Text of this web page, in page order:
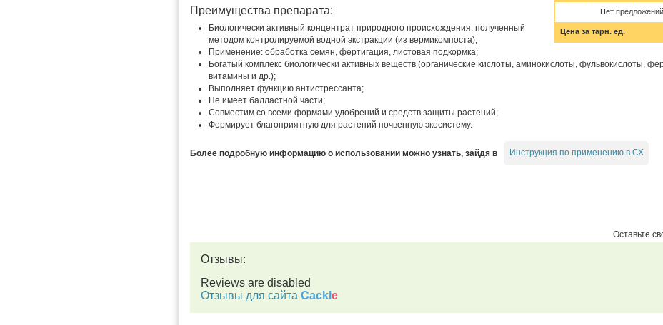
Нет предложений
Цена за тарн. ед.
Преимущества препарата:
Биологически активный концентрат природного происхождения, полученный
методом контролируемой водной экстракции (из вермикомпоста);
Применение: обработка семян, фертигация, листовая подкормка;
Богатый комплекс биологически активных веществ (органические кислоты, аминокислоты, фульвокислоты,
витамины и др.);
Выполняет функцию антистрессанта;
Не имеет балластной части;
Совместим со всеми формами удобрений и средств защиты растений;
Формирует благоприятную для растений почвенную экосистему.
Более подробную информацию о использовании можно узнать, зайдя в Инструкция по применению в СХ
Оставьте
Отзывы:
Reviews are disabled
Отзывы для сайта Cackl e